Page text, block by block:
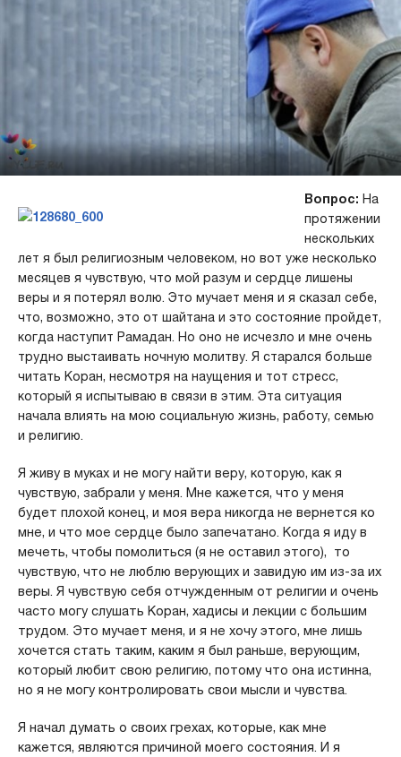
Вопрос: На
протяжении
нескольких
лет я был религиозным человеком, но вот уже несколько
месяцев я чувствую, что мой разум и сердце лишены
веры и я потерял волю. Это мучает меня и я сказал себе,
что, возможно, это от шайтана и это состояние пройдет,
когда наступит Рамадан. Но оно не исчезло и мне очень
трудно выстаивать ночную молитву. Я старался больше
читать Коран, несмотря на наущения и тот стресс,
который я испытываю в связи в этим. Эта ситуация
начала влиять на мою социальную жизнь, работу, семью
и религию.
Я живу в муках и не могу найти веру, которую, как я
чувствую, забрали у меня. Мне кажется, что у меня
будет плохой конец, и моя вера никогда не вернется ко
мне, и что мое сердце было запечатано. Когда я иду в
мечеть, чтобы помолиться (я не оставил этого), то
чувствую, что не люблю верующих и завидую им из-за их
веры. Я чувствую себя отчужденным от религии и очень
часто могу слушать Коран, хадисы и лекции с большим
трудом. Это мучает меня, и я не хочу этого, мне лишь
хочется стать таким, каким я был раньше, верующим,
который любит свою религию, потому что она истинна,
но я не могу контролировать свои мысли и чувства.
Я начал думать о своих грехах, которые, как мне
кажется, являются причиной моего состояния. И я